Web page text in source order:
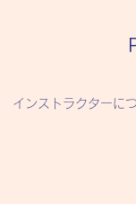
インストラクターに